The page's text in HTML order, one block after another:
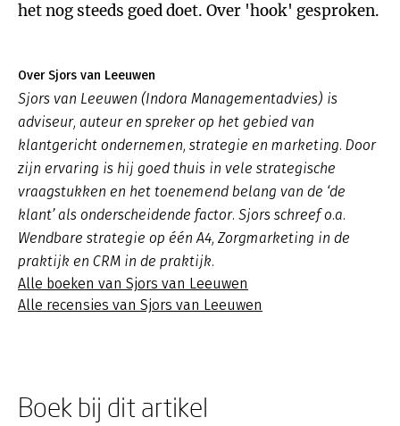
het nog steeds goed doet. Over 'hook' gesproken.
Over Sjors van Leeuwen
Sjors van Leeuwen (Indora Managementadvies) is
adviseur, auteur en spreker op het gebied van
klantgericht ondernemen, strategie en marketing. Door
zijn ervaring is hij goed thuis in vele strategische
vraagstukken en het toenemend belang van de ‘de
klant’ als onderscheidende factor. Sjors schreef o.a.
Wendbare strategie op één A4, Zorgmarketing in de
praktijk en CRM in de praktijk.
Alle boeken van Sjors van Leeuwen
Alle recensies van Sjors van Leeuwen
Boek bij dit artikel